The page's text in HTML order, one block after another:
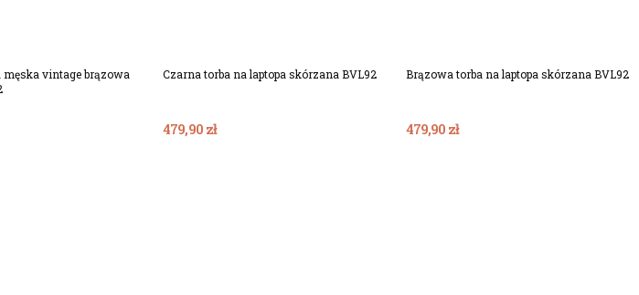
męska vintage brązowa
Czarna torba na laptopa skórzana BVL92
479,90 zł
Brązowa torba na laptopa skórzana BVL92
479,90 zł